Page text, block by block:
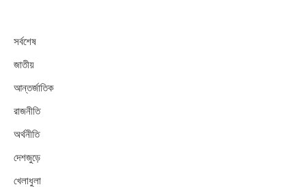
সর্বশেষ
জাতীয়
আন্তর্জাতিক
রাজনীতি
অর্থনীতি
দেশজুড়ে
খেলাধুলা